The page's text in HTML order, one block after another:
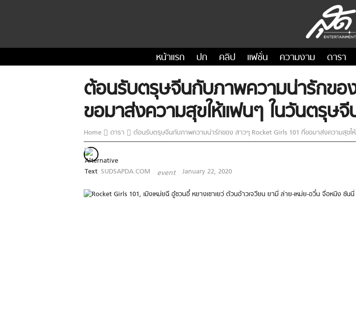
หน้าแรก ปก คลิป แฟชั่น ความงาม ดารา
ต้อนรับตรุษจีนกับภาพความน่ารักขอ
ขอมาส่งความสุขให้แฟนๆ ในวันตรุษจี
Home ดารา ต้อนรับตรุษจีนกับภาพความน่ารักของ สาวๆ Rocket Girls 101 ที่ขอมาส่งความสุขใ
SUDSAPDA.COM event January 22, 2020